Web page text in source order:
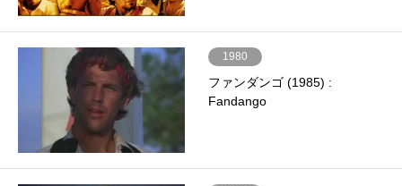
1980
ファンダンゴ (1985) :
Fandango